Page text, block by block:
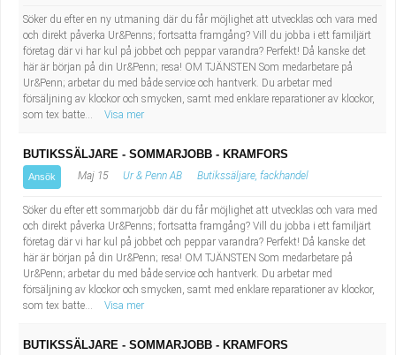
Söker du efter en ny utmaning där du får möjlighet att utvecklas och vara med
och direkt påverka Ur&Penns; fortsatta framgång? Vill du jobba i ett familjärt
företag där vi har kul på jobbet och peppar varandra? Perfekt! Då kanske det
här är början på din Ur&Penn; resa! OM TJÄNSTEN Som medarbetare på
Ur&Penn; arbetar du med både service och hantverk. Du arbetar med
försäljning av klockor och smycken, samt med enklare reparationer av klockor,
som tex batte...
Visa mer
BUTIKSSÄLJARE - SOMMARJOBB - KRAMFORS
Ansök Maj 15 Ur & Penn AB Butikssäljare, fackhandel
Söker du efter ett sommarjobb där du får möjlighet att utvecklas och vara med
och direkt påverka Ur&Penns; fortsatta framgång? Vill du jobba i ett familjärt
företag där vi har kul på jobbet och peppar varandra? Perfekt! Då kanske det
här är början på din Ur&Penn; resa! OM TJÄNSTEN Som medarbetare på
Ur&Penn; arbetar du med både service och hantverk. Du arbetar med
försäljning av klockor och smycken, samt med enklare reparationer av klockor,
som tex batte...
Visa mer
BUTIKSSÄLJARE - SOMMARJOBB - KRAMFORS